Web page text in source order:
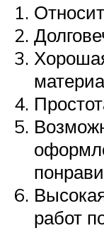
работ